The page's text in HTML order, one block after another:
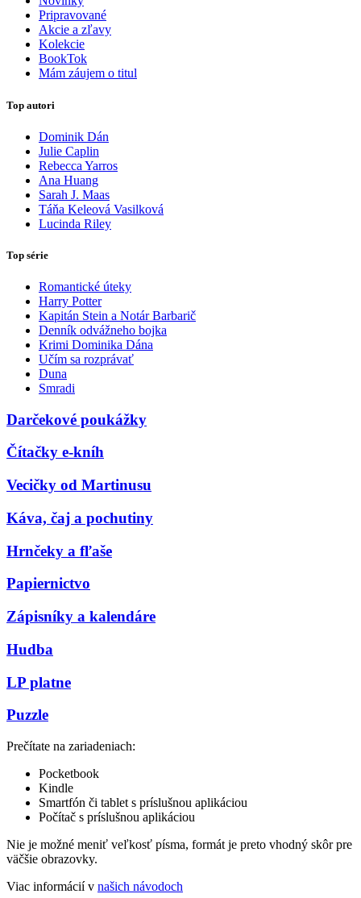
Pripravované
Akcie a zľavy
Kolekcie
BookTok
Mám záujem o titul
Top autori
Dominik Dán
Julie Caplin
Rebecca Yarros
Ana Huang
Sarah J. Maas
Táňa Keleová Vasilková
Lucinda Riley
Top série
Romantické úteky
Harry Potter
Kapitán Stein a Notár Barbarič
Denník odvážneho bojka
Krimi Dominika Dána
Učím sa rozprávať
Duna
Smradi
Darčekové poukážky
Čítačky e-kníh
Vecičky od Martinusu
Káva, čaj a pochutiny
Hrnčeky a fľaše
Papiernictvo
Zápisníky a kalendáre
Hudba
LP platne
Puzzle
Prečítate na zariadeniach:
Pocketbook
Kindle
Smartfón či tablet s príslušnou aplikáciou
Počítač s príslušnou aplikáciou
Nie je možné meniť veľkosť písma, formát je preto vhodný skôr pre
väčšie obrazovky.
Viac informácií v našich návodoch